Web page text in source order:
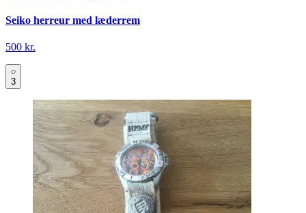
Seiko herreur med læderrem
500 kr.
3